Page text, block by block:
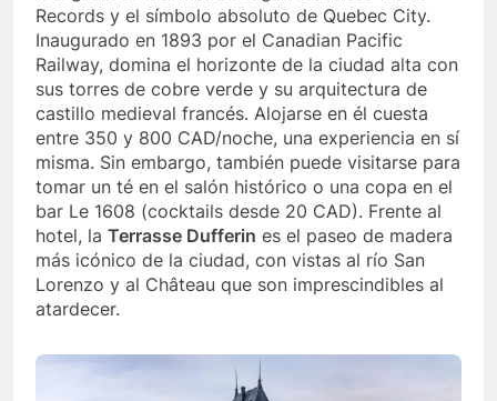
Records y el símbolo absoluto de Quebec City.
Inaugurado en 1893 por el Canadian Pacific
Railway, domina el horizonte de la ciudad alta con
sus torres de cobre verde y su arquitectura de
castillo medieval francés. Alojarse en él cuesta
entre 350 y 800 CAD/noche, una experiencia en sí
misma. Sin embargo, también puede visitarse para
tomar un té en el salón histórico o una copa en el
bar Le 1608 (cocktails desde 20 CAD). Frente al
hotel, la Terrasse Dufferin es el paseo de madera
más icónico de la ciudad, con vistas al río San
Lorenzo y al Château que son imprescindibles al
atardecer.